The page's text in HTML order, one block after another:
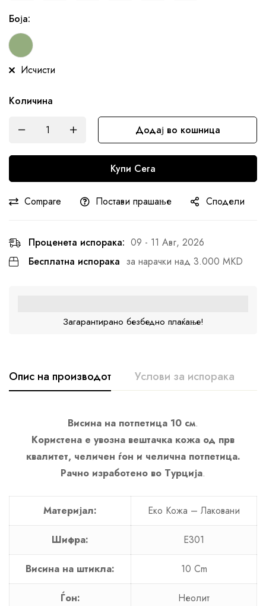
Боја:
Исчисти
Количина
Додај во кошница
Купи Сега
Compare Постави прашање Сподели
Проценета испорака: 09 - 11 Авг, 2026
Бесплатна испорака за нарачки над 3.000 MKD
Загарантирано безбедно плаќање!
Опис на производот Услови за испорака
Висина на потпетица 10 см.
Користена е увозна вештачка кожа од прв
квалитет, челичен ѓон и челична потпетица.
Рачно изработено во Турција.
Материјал: Еко Кожa – Лаковани
Шифра: E301
Висина на штикла: 10 Cm
Ѓон: Неолит